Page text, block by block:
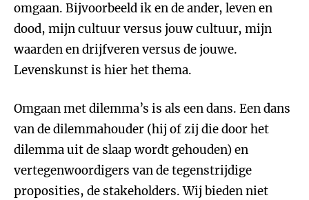
omgaan. Bijvoorbeeld ik en de ander, leven en
dood, mijn cultuur versus jouw cultuur, mijn
waarden en drijfveren versus de jouwe.
Levenskunst is hier het thema.
Omgaan met dilemma’s is als een dans. Een dans
van de dilemmahouder (hij of zij die door het
dilemma uit de slaap wordt gehouden) en
vertegenwoordigers van de tegenstrijdige
proposities, de stakeholders. Wij bieden niet